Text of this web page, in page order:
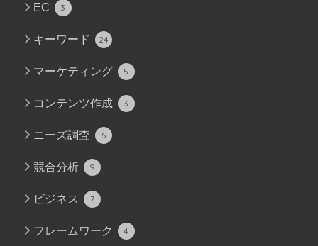
EC 3
キーワード 24
マーケティング 5
コンテンツ作成 3
ニーズ調査 6
競合分析 9
ビジネス 7
フレームワーク 4